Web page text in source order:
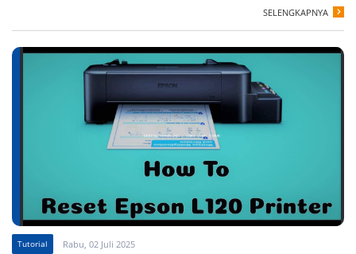
SELENGKAPNYA
Tutorial Rabu, 02 Juli 2025